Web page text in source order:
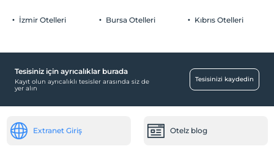
İzmir Otelleri Bursa Otelleri Kıbrıs Otelleri
Tesisiniz için ayrıcalıklar burada
Kayıt olun ayrıcalıklı tesisler arasında siz de
yer alın
Tesisinizi kaydedin
Extranet Giriş Otelz blog